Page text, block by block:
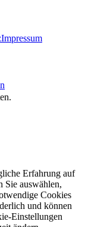
Impressum
Erfahrung auf
Sie auswählen,
Cookies
und können
Einstellungen